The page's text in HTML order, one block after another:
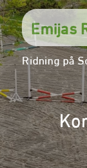
Skip
to
content
Emijas
Ridning på